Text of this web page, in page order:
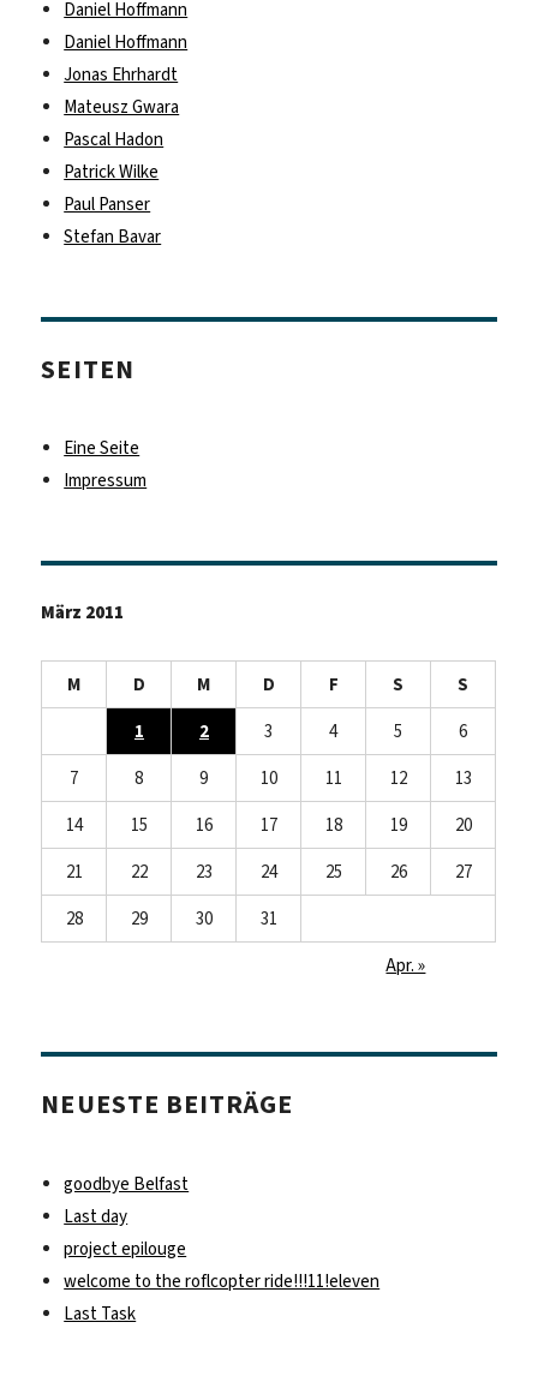
Daniel Hoffmann
Daniel Hoffmann
Jonas Ehrhardt
Mateusz Gwara
Pascal Hadon
Patrick Wilke
Paul Panser
Stefan Bavar
SEITEN
Eine Seite
Impressum
März 2011
M D M D F S
S
1
2 3 4 5
6
7
8 9 10 11 12
13
14
15 16 17 18 19
20
21
22 23 24 25 26
27
28
29 30
31
Apr. »
NEUESTE BEITRÄGE
goodbye Belfast
Last day
project epilouge
welcome to the roflcopter ride!!!11!eleven
Last Task